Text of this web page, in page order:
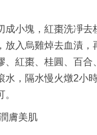
成小塊，紅棗洗凈去
放入烏雞焯去血漬，
、紅棗、桂圓、百合
水，隔水慢火燉2小
膚美肌